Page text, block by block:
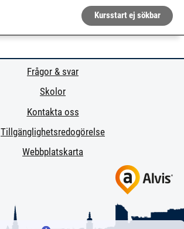
Kursstart ej sökbar
Frågor & svar
Skolor
Kontakta oss
Tillgänglighetsredogörelse
Webbplatskarta